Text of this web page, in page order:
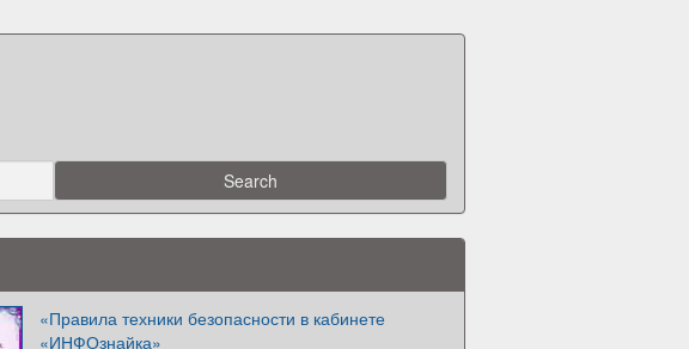
«Правила техники безопасности в кабинете
«ИНФОзнайка»